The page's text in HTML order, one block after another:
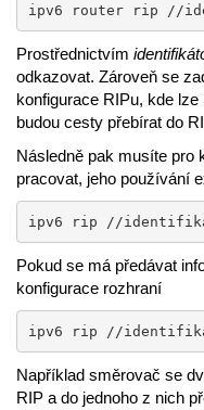
ipv6 router rip //
Prostřednictvím
odkazovat. Zároveň se
konfigurace RIPu, kde
budou cesty přebírat do
Následně pak musíte pro
pracovat, jeho používání
ipv6 rip //
Pokud se má předávat
konfigurace rozhraní
ipv6 rip //
Například směrovač se
RIP a do jednoho z nich